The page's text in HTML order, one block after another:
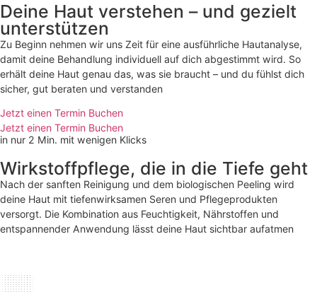
Deine Haut verstehen – und gezielt
unterstützen
Zu Beginn nehmen wir uns Zeit für eine ausführliche Hautanalyse,
damit deine Behandlung individuell auf dich abgestimmt wird. So
erhält deine Haut genau das, was sie braucht – und du fühlst dich
sicher, gut beraten und verstanden
Jetzt einen Termin Buchen
Jetzt einen Termin Buchen
in nur 2 Min. mit wenigen Klicks
Wirkstoffpflege, die in die Tiefe geht
Nach der sanften Reinigung und dem biologischen Peeling wird
deine Haut mit tiefenwirksamen Seren und Pflegeprodukten
versorgt. Die Kombination aus Feuchtigkeit, Nährstoffen und
entspannender Anwendung lässt deine Haut sichtbar aufatmen